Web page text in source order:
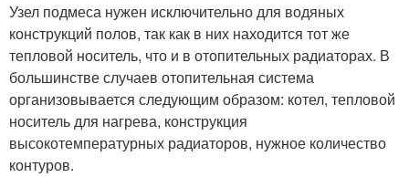
Узел подмеса нужен исключительно для водяных
конструкций полов, так как в них находится тот же
тепловой носитель, что и в отопительных радиаторах. В
большинстве случаев отопительная система
организовывается следующим образом: котел, тепловой
носитель для нагрева, конструкция
высокотемпературных радиаторов, нужное количество
контуров.